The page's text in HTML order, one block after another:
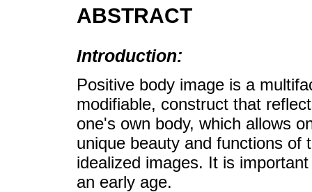
ABSTRACT
Introduction:
Positive body image is a
modifiable, construct that
one's own body, which allows
unique beauty and functions of
idealized images. It is
an early age.